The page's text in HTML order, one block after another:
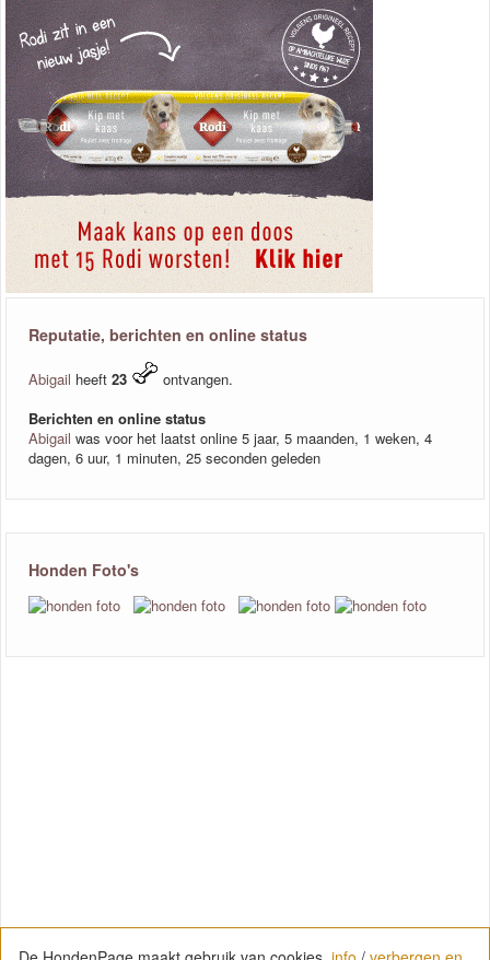
Reputatie, berichten en online status
Abigail heeft 23
ontvangen.
Berichten en online status
Abigail was voor het laatst online 5 jaar, 5 maanden, 1 weken, 4
dagen, 6 uur, 1 minuten, 25 seconden geleden
Honden Foto's